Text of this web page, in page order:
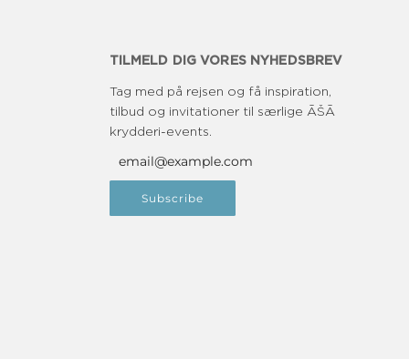
TILMELD DIG VORES NYHEDSBREV
Tag med på rejsen og få inspiration,
tilbud og invitationer til særlige ĀŠĀ
krydderi-events.
Subscribe